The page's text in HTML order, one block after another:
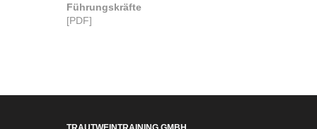
Führungskräfte
[PDF]